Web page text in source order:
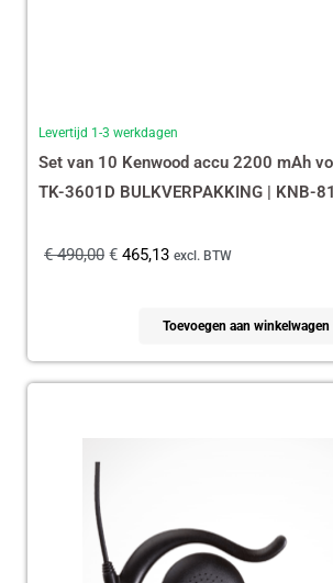
Levertijd 1-3 werkdagen
Set van 10 Kenwood accu 2200 mAh
TK-3601D BULKVERPAKKING | KNB-
€490,00 € 465,13 excl. BTW
Toevoegen aan winkelwagen